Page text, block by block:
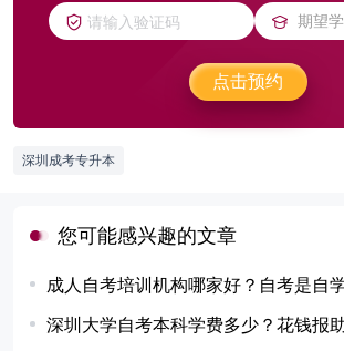
点击预约
深圳成考专升本
您可能感兴趣的文章
成人自考培训机构哪家好？自考是自
深圳大学自考本科学费多少？花钱报助学